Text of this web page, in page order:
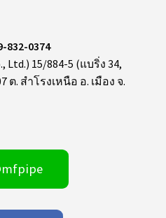
832-0374
Ltd.) 15/884-5 (แบริ่ง 34,
ต. สำโรงเหนือ อ. เมือง จ.